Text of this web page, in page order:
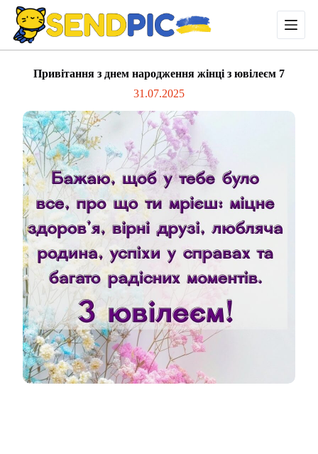
П
е
р
е
Привітання з днем народження жінці з ювілеєм 7
31.07.2025